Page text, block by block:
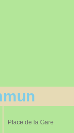
Place de la Gare